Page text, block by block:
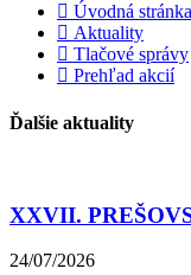
Úvodná stránka
Aktuality
Tlačové správy
Prehľad akcií
Ďalšie aktuality
XXVII.
24/07/2026